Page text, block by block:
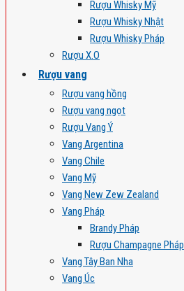
Rượu Whisky Mỹ
Rượu Whisky Nhật
Rượu Whisky Pháp
Rượu X.O
Rượu vang
Rượu vang hồng
Rượu vang ngọt
Rượu Vang Ý
Vang Argentina
Vang Chile
Vang Mỹ
Vang New Zew Zealand
Vang Pháp
Brandy Pháp
Rượu Champagne Pháp
Vang Tây Ban Nha
Vang Úc